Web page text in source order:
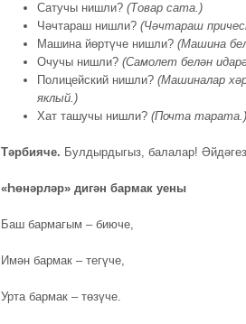
Сатучы нишли? (Товар сата.)
Чәчтараш нишли? (Чәчтараш
Машина йөртүче нишли? (Машина
Очучы нишли? (Самолет белән
Полицейский нишли? (Машиналар
яклый.)
Хат ташучы нишли? (Почта тарата.)
Тәрбияче. Булдырдыгыз, балалар!
«Һөнәрләр» дигән бармак уены
Баш бармагым – биюче,
Имән бармак – тегүче,
Урта бармак – төзүче.